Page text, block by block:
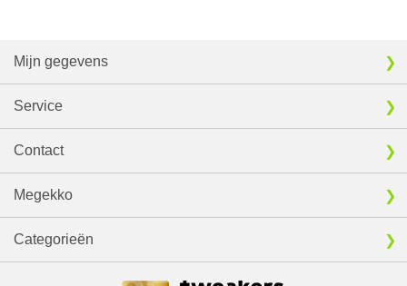
Mijn gegevens
Service
Contact
Megekko
Categorieën